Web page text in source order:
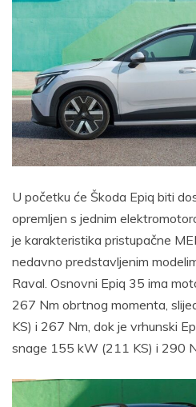
U početku će Škoda Epiq biti
opremljen s jednim
je karakteristika pristupačne
nedavno predstavljenim
Raval. Osnovni Epiq 35 ima
267 Nm obrtnog momenta,
KS) i 267 Nm, dok je vrhunski
snage 155 kW (211 KS) i 290